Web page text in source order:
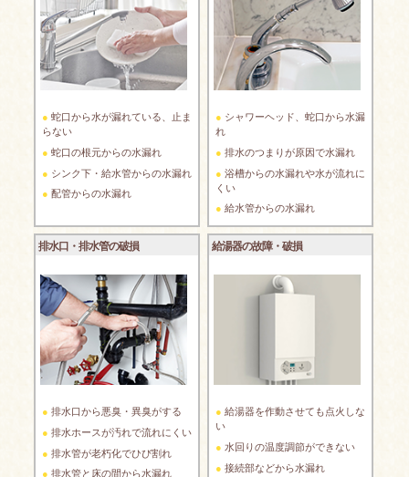
蛇口から水が漏れている、止ま
らない
蛇口の根元からの水漏れ
シンク下・給水管からの水漏れ
配管からの水漏れ
シャワーヘッド、蛇口から水漏
れ
排水のつまりが原因で水漏れ
浴槽からの水漏れや水が流れに
くい
給水管からの水漏れ
排水口・排水管の破損
排水口から悪臭・異臭がする
排水ホースが汚れで流れにくい
排水管が老朽化でひび割れ
排水管と床の間から水漏れ
給湯器の故障・破損
給湯器を作動させても点火しな
い
水回りの温度調節ができない
接続部などから水漏れ